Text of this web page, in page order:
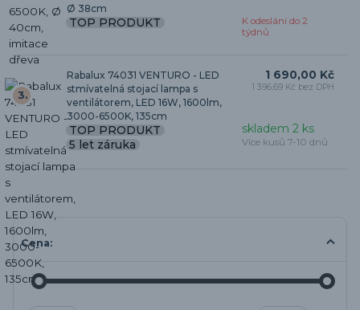
Ø 38cm
K odeslání do 2
týdnů
TOP PRODUKT
3.
Rabalux 74031 VENTURO - LED
stmívatelná stojací lampa s
ventilátorem, LED 16W, 1600lm,
3000-6500K, 135cm
skladem 2 ks
Více kusů 7-10 dnů
TOP PRODUKT
5 let záruka
1 690,00 Kč
1 396,69 Kč bez DPH
Cena: